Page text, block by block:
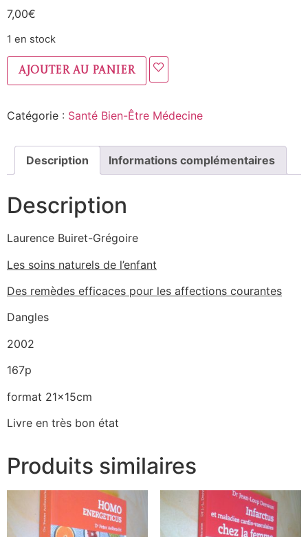
7,00€
1 en stock
Ajouter au panier
Catégorie : Santé Bien-Être Médecine
Description Informations complémentaires
Description
Laurence Buiret-Grégoire
Les soins naturels de l’enfant
Des remèdes efficaces pour les affections courantes
Dangles
2002
167p
format 21x15cm
Livre en très bon état
Produits similaires